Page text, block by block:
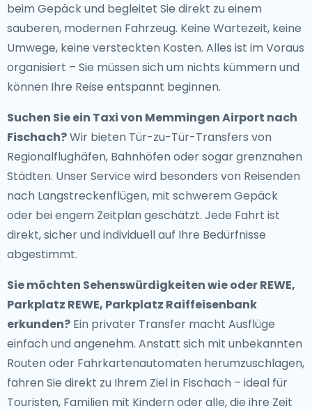
beim Gepäck und begleitet Sie direkt zu einem
sauberen, modernen Fahrzeug. Keine Wartezeit, keine
Umwege, keine versteckten Kosten. Alles ist im Voraus
organisiert – Sie müssen sich um nichts kümmern und
können Ihre Reise entspannt beginnen.
Suchen Sie ein Taxi von Memmingen Airport nach
Fischach?Wir bieten Tür-zu-Tür-Transfers von
Regionalflughäfen, Bahnhöfen oder sogar grenznahen
Städten. Unser Service wird besonders von Reisenden
nach Langstreckenflügen, mit schwerem Gepäck
oder bei engem Zeitplan geschätzt. Jede Fahrt ist
direkt, sicher und individuell auf Ihre Bedürfnisse
abgestimmt.
Sie möchten Sehenswürdigkeiten wie oder REWE,
Parkplatz REWE, Parkplatz Raiffeisenbank
erkunden? Ein privater Transfer macht Ausflüge
einfach und angenehm. Anstatt sich mit unbekannten
Routen oder Fahrkartenautomaten herumzuschlagen,
fahren Sie direkt zu Ihrem Ziel in Fischach – ideal für
Touristen, Familien mit Kindern oder alle, die ihre Zeit